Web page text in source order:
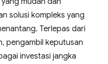
solusi kompleks yang
Terlepas dari
pengambil keputusan
investasi jangka